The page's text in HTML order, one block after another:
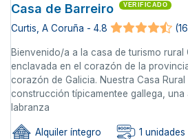
Casa de Barreiro VERIFICADO
Curtis, A Coruña - 4.8
Bienvenido/a a la casa de turismo rural
enclavada en el corazón de la
corazón de Galicia. Nuestra Casa
construcción típicamentee gallega, una
labranza
Alquiler íntegro 1 unidades